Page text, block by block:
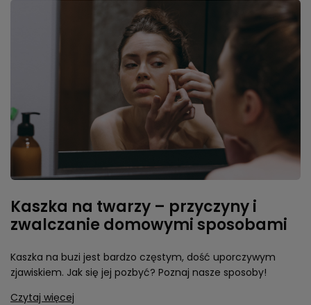
Kaszka na twarzy – przyczyny i
zwalczanie domowymi sposobami
Kaszka na buzi jest bardzo częstym, dość uporczywym
zjawiskiem. Jak się jej pozbyć? Poznaj nasze sposoby!
Czytaj więcej